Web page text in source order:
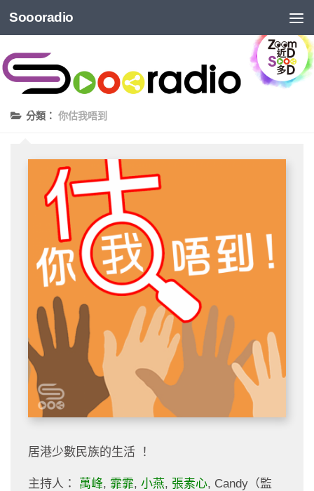
Soooradio
分類： 你估我唔到
居港少數民族的生活 ！
主持人： 萬峰, 霏霏, 小燕, 張素心, Candy（監